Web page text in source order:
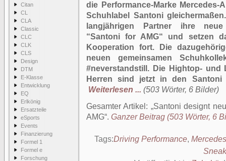
Citan
CL
CLA
Classic
CLC
CLK
CLS
Design
DTM
E-Klasse
Entwicklung
EQ
Erlkönig
Ersatzteile
eSports
Events
Finanzierung
Formel 1
Formel e
Forschung
die Performance-Marke
Schuhlabel Santoni
langjährigen Partner ihre neue
“Santoni for AMG“ und setzen
Kooperation fort. Die
neuen gemeinsamen
#neverstandstill. Die Hightop- und
Herren sind jetzt in den Santoni
Weiterlesen ... (503 Wörter, 6 Bilder)
Gesamter Artikel:
Santoni designt
AMG . Ganzer Beitrag (503 Wörter, 6
Tags:Driving Performance,